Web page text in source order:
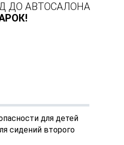
ДО АВТОСАЛОНА
для детей
сидений второго